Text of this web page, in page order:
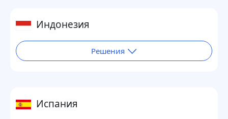
Индонезия
Решения
Испания